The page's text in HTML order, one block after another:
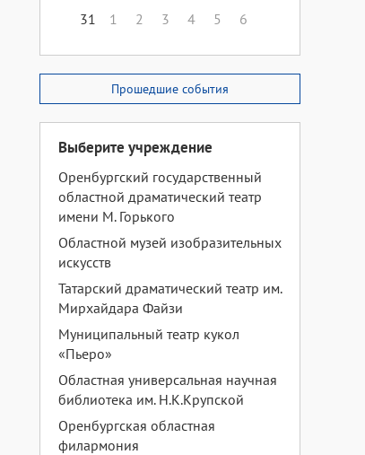
31
1 2 3 4 5 6
Прошедшие события
Выберите учреждение
Оренбургский государственный
областной драматический театр
имени М. Горького
Областной музей изобразительных
искусств
Татарский драматический театр им.
Мирхайдара Файзи
Муниципальный театр кукол
«Пьеро»
Областная универсальная научная
библиотека им. Н.К.Крупской
Оренбургская областная
филармония